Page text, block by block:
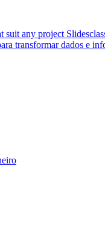
suit any project
transformar dados e